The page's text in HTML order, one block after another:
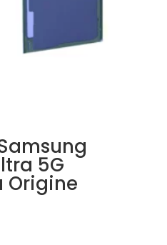
5G
Origine